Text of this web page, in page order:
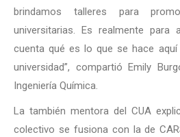
brindamos talleres para
universitarias. Es realmente para
cuenta qué es lo que se hace
universidad”, compartió Emily
Ingeniería Química.
La también mentora del CUA
colectivo se fusiona con la de